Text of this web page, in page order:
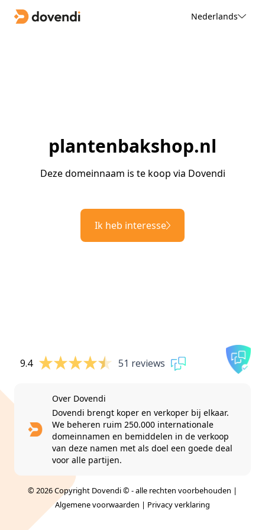
Nederlands
plantenbakshop.nl
Deze domeinnaam is te koop via Dovendi
Ik heb interesse
9.4 51 reviews
Over Dovendi
Dovendi brengt koper en verkoper bij elkaar.
We beheren ruim 250.000 internationale
domeinnamen en bemiddelen in de verkoop
van deze namen met als doel een goede deal
voor alle partijen.
© 2026 Copyright Dovendi © - alle rechten voorbehouden |
Algemene voorwaarden | Privacy verklaring